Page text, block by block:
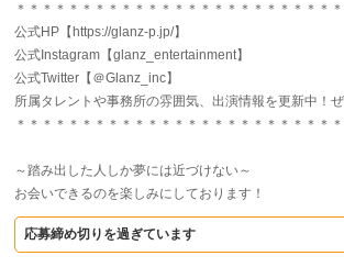
＊＊＊＊＊＊＊＊＊＊＊＊＊＊＊＊＊＊＊＊＊＊＊＊
公式HP【https://glanz-p.jp/】
公式Instagram【glanz_entertainment】
公式Twitter【＠Glanz_inc】
所属タレントや事務所の雰囲気、出演情報を更新中！
＊＊＊＊＊＊＊＊＊＊＊＊＊＊＊＊＊＊＊＊＊＊＊＊
～踏み出した人しか夢には近づけない～
お会いできるのを楽しみにしております！
応募締め切りを過ぎています